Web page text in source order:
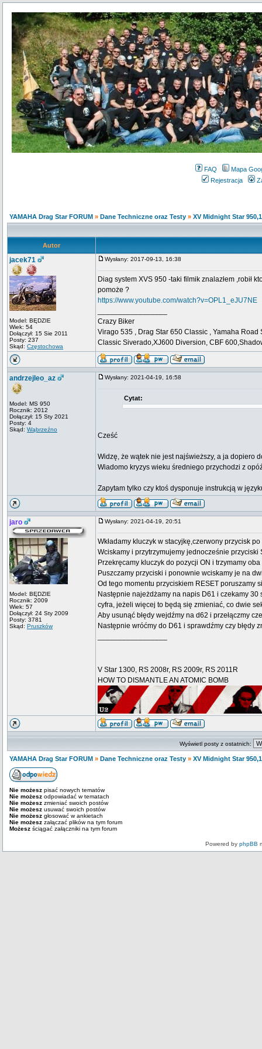
FAQ
Mapa
Rejestracja
YAMAHA Drag Star FORUM » Dane Techniczne oraz Testy » XV Midnight Star
Autor
jacek71
Model: BĘDZIE
Wiek: 54
Dołączył: 15 Sie 2011
Posty: 237
Skąd: Częstochowa
Wysłany: 2017-09-13, 16:38
Diag system XVS 950 -taki filmik znalazłem ,robił
pomoże ?
https://www.youtube.com/watch?v=OPL1_eJU7NE
Crazy Biker
Virago 535 , Drag Star 650 Classic , Yamaha
Classic Siverado,XJ600 Diversion, CBF
andrzejleo_az
Model: MS 950
Rocznik: 2012
Dołączył: 15 Sty 2021
Posty: 4
Skąd: Wąbrzeźno
Wysłany: 2021-04-19, 16:58
Cytat:
Cześć
Widzę, że wątek nie jest najświeższy, a ja dopiero
Wiadomo kryzys wieku średniego przychodzi z
Zapytam tylko czy ktoś dysponuje instrukcją w
jaro
Model: BĘDZIE
Rocznik: 2009
Wiek: 57
Dołączył: 24 Sty 2009
Posty: 3781
Skąd: Pruszków
Wysłany: 2021-04-19, 20:51
Wkładamy kluczyk w stacyjkę,czerwony przycisk
Wciskamy i przytrzymujemy jednocześnie przyciski
Przekręcamy kluczyk do pozycji ON i trzymamy
Puszczamy przyciski i ponownie wciskamy je na
Od tego momentu przyciskiem RESET poruszamy
Następnie najeżdżamy na napis D61 i czekamy
cyfra, jeżeli więcej to będą się zmieniać, co dwie
Aby usunąć błędy wejdźmy na d62 i przełączmy
Następnie wróćmy do D61 i sprawdźmy czy błędy
V Star 1300, RS 2008r, RS 2009r, RS 2011R
HOW TO DISMANTLE AN ATOMIC BOMB
Wyświetl posty z ostatnich:
YAMAHA Drag Star FORUM » Dane Techniczne oraz Testy » XV Midnight Star
Nie możesz pisać nowych tematów
Nie możesz odpowiadać w tematach
Nie możesz zmieniać swoich postów
Nie możesz usuwać swoich postów
Nie możesz głosować w ankietach
Nie możesz załączać plików na tym forum
Możesz ściągać załączniki na tym forum
Powered by phpBB